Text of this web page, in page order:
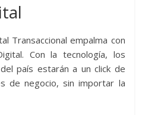
Transaccional empalma con
Con la tecnología, los
país estarán a un click de
de negocio, sin importar la